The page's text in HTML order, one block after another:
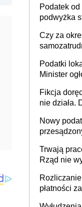
Podatek
podwyżka
budynków
Czy za
umowy
Podatki
Minister
Fikcja
nie działa.
Nowy
Trwają
Rząd nie
płatności